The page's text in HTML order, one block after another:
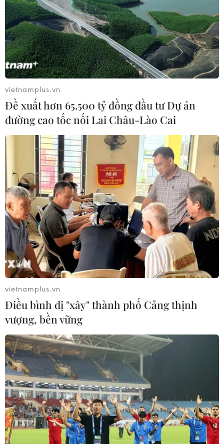
Ukraine trong cuộc chiến chống lại Nga, trong đó có duy
trì sức ép trừng phạt.
vietnamplus.vn
Đề xuất hơn 65.500 tỷ đồng đầu tư Dự án
đường cao tốc nối Lai Châu-Lào Cai
vietnamplus.vn
Điều bình dị "xây" thành phố Cảng thịnh
vượng, bền vững